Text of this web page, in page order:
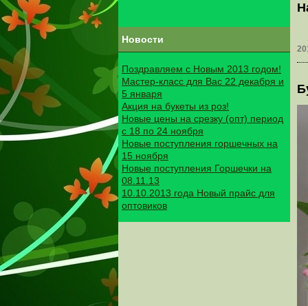
Новости
Поздравляем с Новым 2013 годом!
Мастер-класс для Вас 22 декабря и
5 января
Акция на букеты из роз!
Новые цены на срезку (опт) период
с 18 по 24 ноября
Новые поступления горшечных на
15 ноября
Новые поступления Горшечки на
08.11.13
10.10.2013 года Новый прайс для
оптовиков